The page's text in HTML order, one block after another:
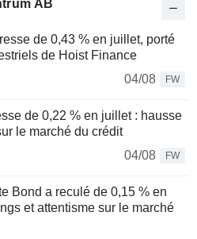
AB
de 0,43 % en juillet, porté
de Hoist Finance
04/08
FW
de 0,22 % en juillet : hausse
le marché du crédit
04/08
FW
Bond a reculé de 0,15 % en
et attentisme sur le marché